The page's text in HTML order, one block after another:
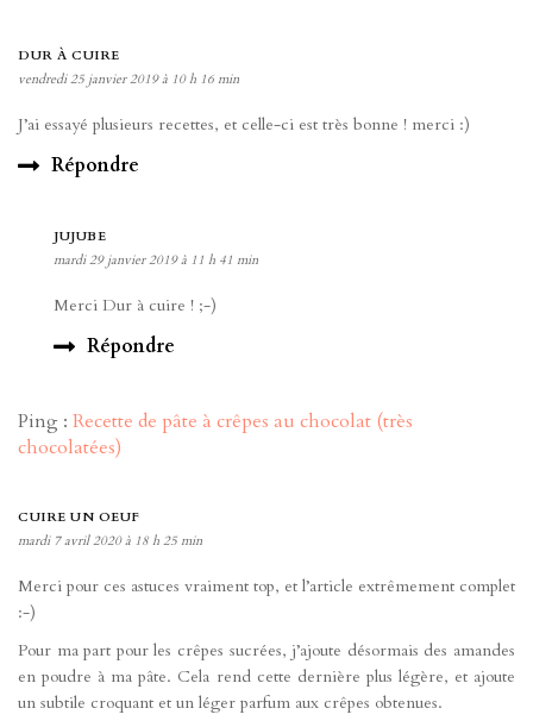
DUR À CUIRE
vendredi 25 janvier 2019 à 10 h 16 min
J’ai essayé plusieurs recettes, et celle-ci est très bonne ! merci :)
Répondre
JUJUBE
mardi 29 janvier 2019 à 11 h 41 min
Merci Dur à cuire ! ;-)
Répondre
Ping : Recette de pâte à crêpes au chocolat (très
chocolatées)
CUIRE UN OEUF
mardi 7 avril 2020 à 18 h 25 min
Merci pour ces astuces vraiment top, et l’article extrêmement complet
:-)
Pour ma part pour les crêpes sucrées, j’ajoute désormais des amandes
en poudre à ma pâte. Cela rend cette dernière plus légère, et ajoute
un subtile croquant et un léger parfum aux crêpes obtenues.